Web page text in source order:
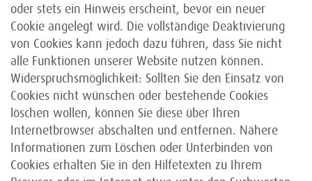
oder stets ein Hinweis erscheint, bevor ein neuer
Cookie angelegt wird. Die vollständige Deaktivierung
von Cookies kann jedoch dazu führen, dass Sie nicht
alle Funktionen unserer Website nutzen können.
Widerspruchsmöglichkeit: Sollten Sie den Einsatz von
Cookies nicht wünschen oder bestehende Cookies
löschen wollen, können Sie diese über Ihren
Internetbrowser abschalten und entfernen. Nähere
Informationen zum Löschen oder Unterbinden von
Cookies erhalten Sie in den Hilfetexten zu Ihrem